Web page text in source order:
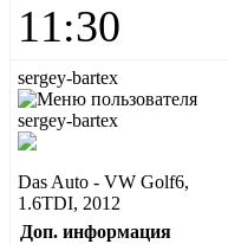
11:30
sergey-bartex
Das Auto - VW Golf6,
1.6TDI, 2012
Доп. информация